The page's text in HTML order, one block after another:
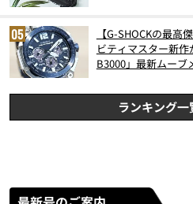
【G-SHOCKの最高
ビティマスター新
B3000」最新ムーブ
ランキング一